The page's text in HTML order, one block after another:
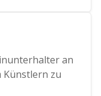
an
Künstlern zu